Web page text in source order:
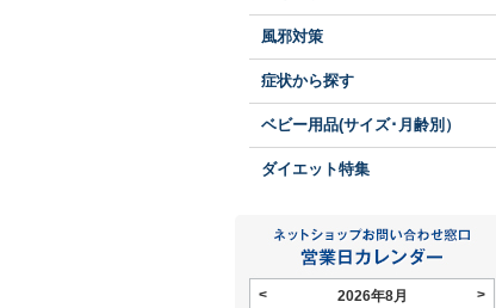
風邪対策
症状から探す
ベビー用品(サイズ･月齢別）
ダイエット特集
< >
2026年8月